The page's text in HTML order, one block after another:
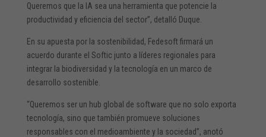
Queremos que la IA sea una herramienta que potencie la
productividad y eficiencia del sector”, detalló Duque.
En su apuesta por la sostenibilidad, Fedesoft firmará un
acuerdo durante el Softic junto a líderes regionales para
integrar la biodiversidad y la tecnología en un marco de
desarrollo sostenible.
“Queremos ser un hub global de software que no solo exporta
tecnología, sino que también promueve soluciones
responsables con el medioambiente y la sociedad”, anotó